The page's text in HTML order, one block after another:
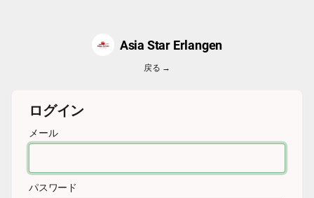
Asia Star Erlangen
戻る →
ログイン
メール
パスワード